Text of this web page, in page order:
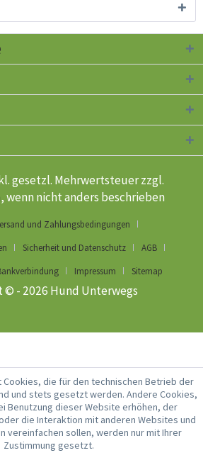
gesetzl. Mehrwertsteuer zzgl.
, wenn nicht anders beschrieben
und Zahlungsbedingungen
Sicherheit und Datenschutz
AGB
Impressum Sitemap
© - 2026 Hund Unterwegs
die für den technischen Betrieb der
und stets gesetzt werden. Andere Cookies,
Benutzung dieser Website erhöhen, der
die Interaktion mit anderen Websites und
vereinfachen sollen, werden nur mit Ihrer
Zustimmung gesetzt.